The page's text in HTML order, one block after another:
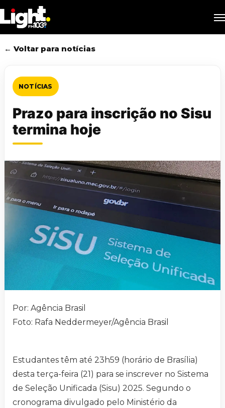
to
main
content
← Voltar para notícias
NOTÍCIAS
Prazo para inscrição no Sisu
termina hoje
Por: Agência Brasil
Foto: Rafa Neddermeyer/Agência Brasil
Estudantes têm até 23h59 (horário de Brasília)
desta terça-feira (21) para se inscrever no Sistema
de Seleção Unificada (Sisu) 2025. Segundo o
cronograma divulgado pelo Ministério da